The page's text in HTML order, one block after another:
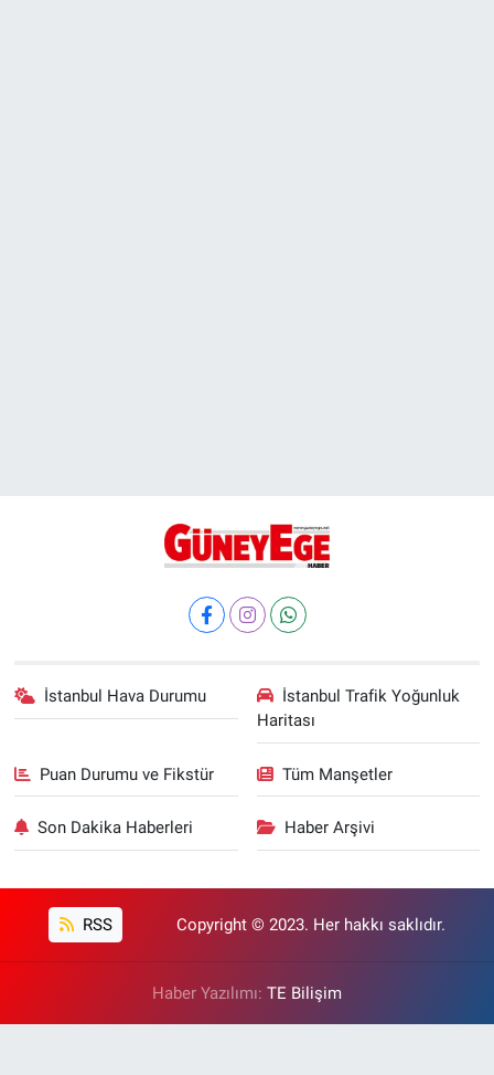
İstanbul Hava Durumu
İstanbul Trafik Yoğunluk
Haritası
Puan Durumu ve Fikstür Tüm Manşetler
Son Dakika Haberleri Haber Arşivi
RSS Copyright © 2023. Her hakkı saklıdır.
Haber Yazılımı: TE Bilişim